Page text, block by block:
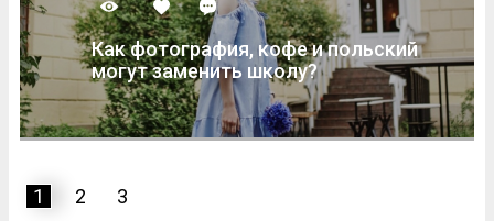
Как фотография, кофе и польский
могут заменить школу?
1 2 3